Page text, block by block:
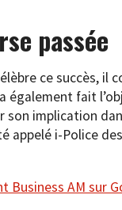
passée
ce succès, il
également fait
son implication
appelé i-Police
Business AM sur